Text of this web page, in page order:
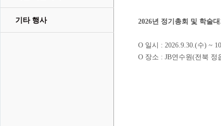
기타 행사 2026년 정기총회 및 학술
O 일시 : 2026.9.30.(수) ~
O 장소 : JB연수원(전북 정